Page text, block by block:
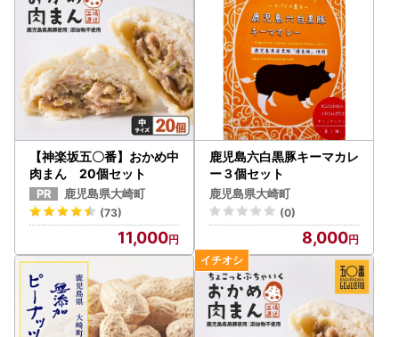
【神楽坂五〇番】おかめ中
肉まん 20個セット
鹿児島県大崎町
(73)
11,000
鹿児島六白黒豚キーマカレ
ー３個セット
鹿児島県大崎町
(0)
8,000